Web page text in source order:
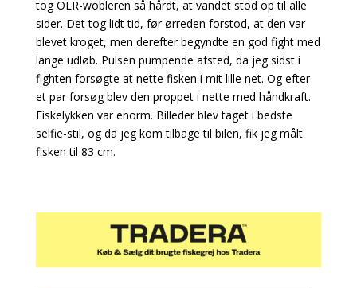
tog OLR-wobleren så hårdt, at vandet stod op til alle
sider. Det tog lidt tid, før ørreden forstod, at den var
blevet kroget, men derefter begyndte en god fight med
lange udløb. Pulsen pumpende afsted, da jeg sidst i
fighten forsøgte at nette fisken i mit lille net. Og efter
et par forsøg blev den proppet i nette med håndkraft.
Fiskelykken var enorm. Billeder blev taget i bedste
selfie-stil, og da jeg kom tilbage til bilen, fik jeg målt
fisken til 83 cm.